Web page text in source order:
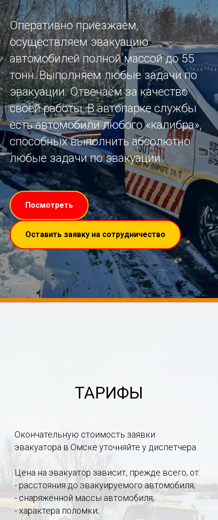
Оперативно приезжаем,
осуществляем эвакуацию
автомобилей полной массой до 55
тонн. Выполняем любые задачи по
эвакуации. Отвечаем за качество
своей работы. В автопарке службы
есть автомобили любого «калибра»,
способных выполнить абсолютно
любые задачи по эвакуации.
Посмотреть
Оставить заявку на сотрудничество
ТАРИФЫ
Окончательную стоимость заявки
эвакуатора в Омске уточняйте у диспетчера.
Цена на эвакуатор зависит, прежде всего, от:
- расстояния до эвакуируемого автомобиля;
- снаряжённой массы автомобиля;
- характера поломки;